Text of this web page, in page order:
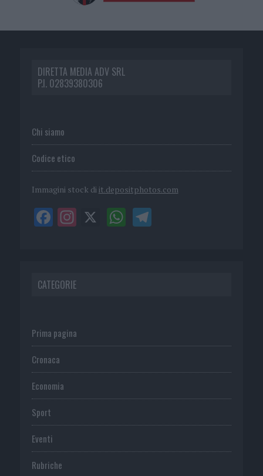
DIRETTA MEDIA ADV SRL
P.I. 02839380306
Chi siamo
Codice etico
Immagini stock di it.depositphotos.com
CATEGORIE
Prima pagina
Cronaca
Economia
Sport
Eventi
Rubriche